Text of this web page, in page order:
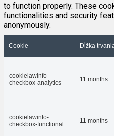
to function properly. These
functionalities and security
anonymously.
Cookie Dĺžka
cookielawinfo-
checkbox-analytics
11 months
cookielawinfo-
checkbox-functional
11 months